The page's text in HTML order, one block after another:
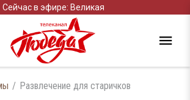
Сейчас в эфире: Великая
Развлечение для старичков